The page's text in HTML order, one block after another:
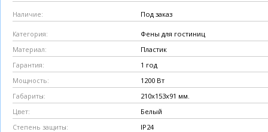
Наличие: Под заказ
Категория: Фены для гостиниц
Материал: Пластик
Гарантия: 1 год
Мощность: 1200 Вт
Габариты: 210х153х91 мм.
Цвет: Белый
Степень защиты: IP24